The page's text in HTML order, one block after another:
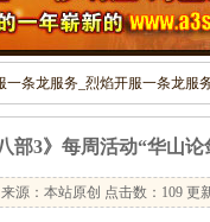
条龙服务_烈焰开服一条龙服
部3》每周活动“华山
来源：本站原创 点击数： 109 更